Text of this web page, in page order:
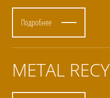
Подробнее
METAL RECY